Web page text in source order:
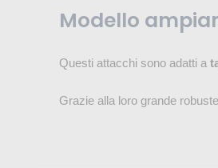
Modello
Questi attacchi sono adatti a
Grazie alla loro grande